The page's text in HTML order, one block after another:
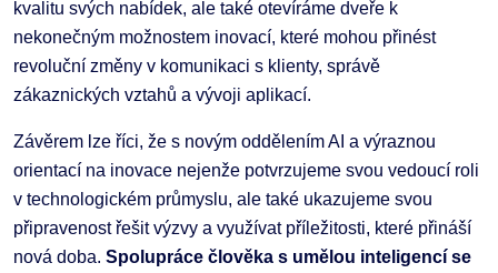
kvalitu svých nabídek, ale také otevíráme dveře k
nekonečným možnostem inovací, které mohou přinést
revoluční změny v komunikaci s klienty, správě
zákaznických vztahů a vývoji aplikací.
Závěrem lze říci, že s novým oddělením AI a výraznou
orientací na inovace nejenže potvrzujeme svou vedoucí roli
v technologickém průmyslu, ale také ukazujeme svou
připravenost řešit výzvy a využívat příležitosti, které přináší
nová doba. Spolupráce člověka s umělou inteligencí se